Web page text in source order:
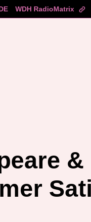
WDH RadioMatrix
&